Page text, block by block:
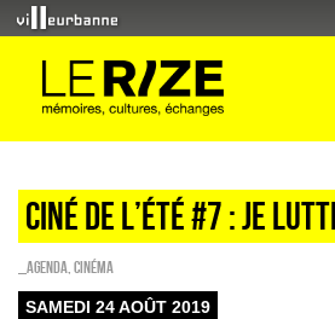
Ciné de l’été #7 : Je
_Agenda Cinéma
SAMEDI 24 AOÛT 2019